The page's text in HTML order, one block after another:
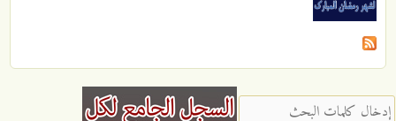
‏إدخال كلمات البحث ‏